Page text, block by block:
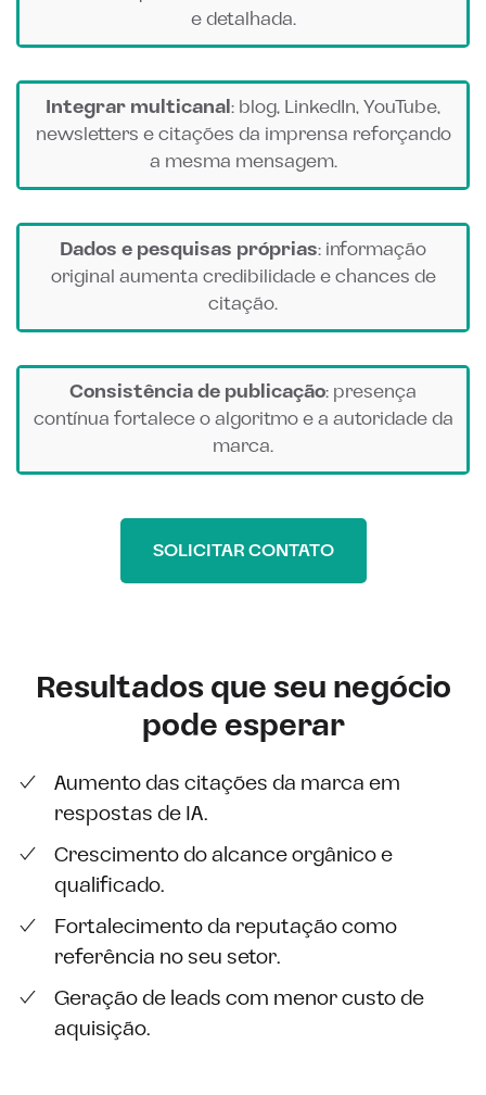
e detalhada.
Integrar multicanal: blog, LinkedIn, YouTube,
newsletters e citações da imprensa reforçando
a mesma mensagem.
Dados e pesquisas próprias: informação
original aumenta credibilidade e chances de
citação.
Consistência de publicação: presença
contínua fortalece o algoritmo e a autoridade da
marca.
SOLICITAR CONTATO
Resultados que seu negócio
pode esperar
Aumento das citações da marca em
respostas de IA.
Crescimento do alcance orgânico e
qualificado.
Fortalecimento da reputação como
referência no seu setor.
Geração de leads com menor custo de
aquisição.